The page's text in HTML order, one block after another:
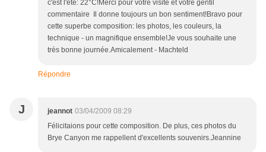
c'est l'été: 22°C!Merci pour votre visite et votre gentil
commentaire Il donne toujours un bon sentiment!Bravo pour
cette superbe composition: les photos, les couleurs, la
technique - un magnifique ensemble!Je vous souhaite une
très bonne journée.Amicalement - Machteld
Répondre
J jeannot 03/04/2009 08:29
Félicitaions pour cette composition. De plus, ces photos du
Brye Canyon me rappellent d'excellents souvenirs.Jeannine